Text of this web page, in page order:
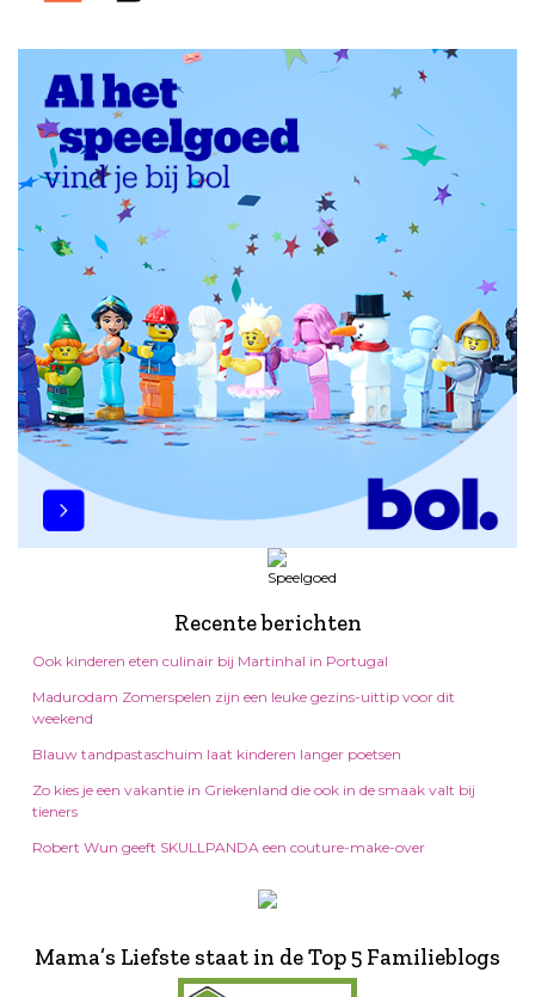
Recente berichten
Ook kinderen eten culinair bij Martinhal in Portugal
Madurodam Zomerspelen zijn een leuke gezins-uittip voor dit
weekend
Blauw tandpastaschuim laat kinderen langer poetsen
Zo kies je een vakantie in Griekenland die ook in de smaak valt bij
tieners
Robert Wun geeft SKULLPANDA een couture-make-over
Mama’s Liefste staat in de Top 5 Familieblogs